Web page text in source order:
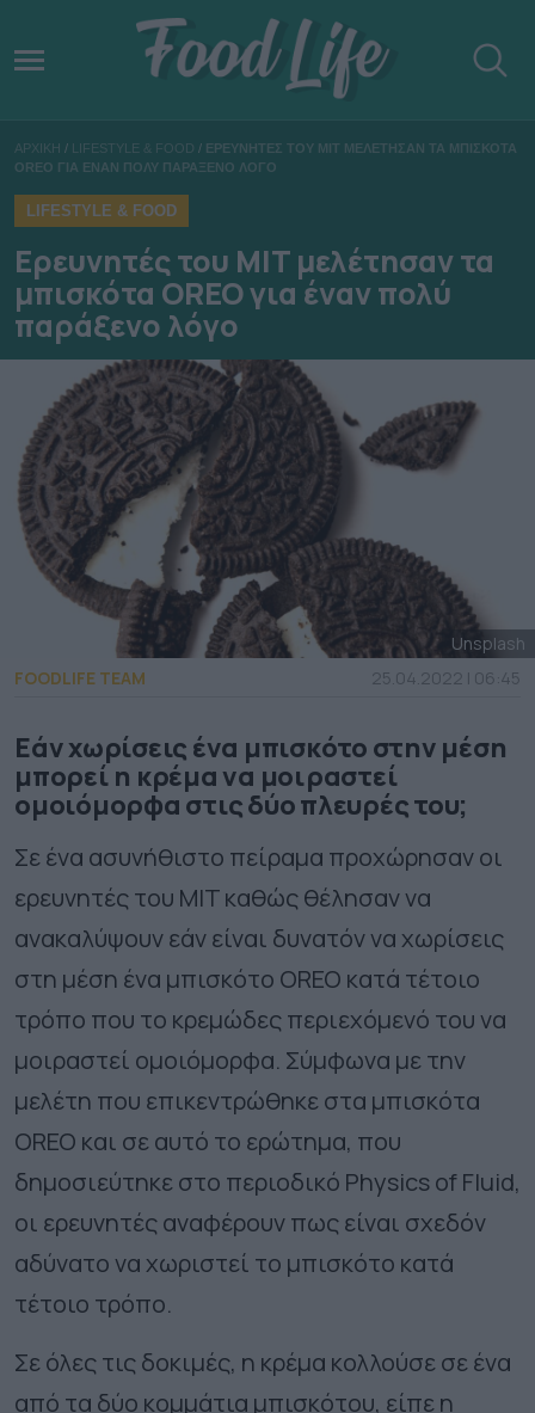
ΑΡΧΙΚΗ / LIFESTYLE & FOOD / EΡΕΥΝΗΤΕΣ ΤΟΥ MIT ΜΕΛΕΤΗΣΑΝ ΤΑ ΜΠΙΣΚΟΤΑ
OREO ΓΙΑ ΕΝΑΝ ΠΟΛΥ ΠΑΡΑΞΕΝΟ ΛΟΓΟ
LIFESTYLE & FOOD
Eρευνητές του MIT μελέτησαν τα
μπισκότα OREO για έναν πολύ
παράξενο λόγο
Unsplash
FOODLIFE TEAM
25.04.2022 | 06:45
Εάν χωρίσεις ένα μπισκότο στην μέση
μπορεί η κρέμα να μοιραστεί
ομοιόμορφα στις δύο πλευρές του;
Σε ένα ασυνήθιστο πείραμα προχώρησαν οι
ερευνητές του MIT καθώς θέλησαν να
ανακαλύψουν εάν είναι δυνατόν να χωρίσεις
στη μέση ένα μπισκότο OREO κατά τέτοιο
τρόπο που το κρεμώδες περιεχόμενό του να
μοιραστεί ομοιόμορφα. Σύμφωνα με την
μελέτη που επικεντρώθηκε στα μπισκότα
OREO και σε αυτό το ερώτημα, που
δημοσιεύτηκε στο περιοδικό Physics of Fluid,
οι ερευνητές αναφέρουν πως είναι σχεδόν
αδύνατο να χωριστεί το μπισκότο κατά
τέτοιο τρόπο.
Σε όλες τις δοκιμές, η κρέμα κολλούσε σε ένα
από τα δύο κομμάτια μπισκότου, είπε η